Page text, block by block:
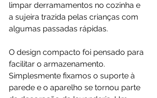
limpar derramamentos no cozinha e
a sujeira trazida pelas crianças com
algumas passadas rápidas.
O design compacto foi pensado para
facilitar o armazenamento.
Simplesmente fixamos o suporte à
parede e o aparelho se tornou parte